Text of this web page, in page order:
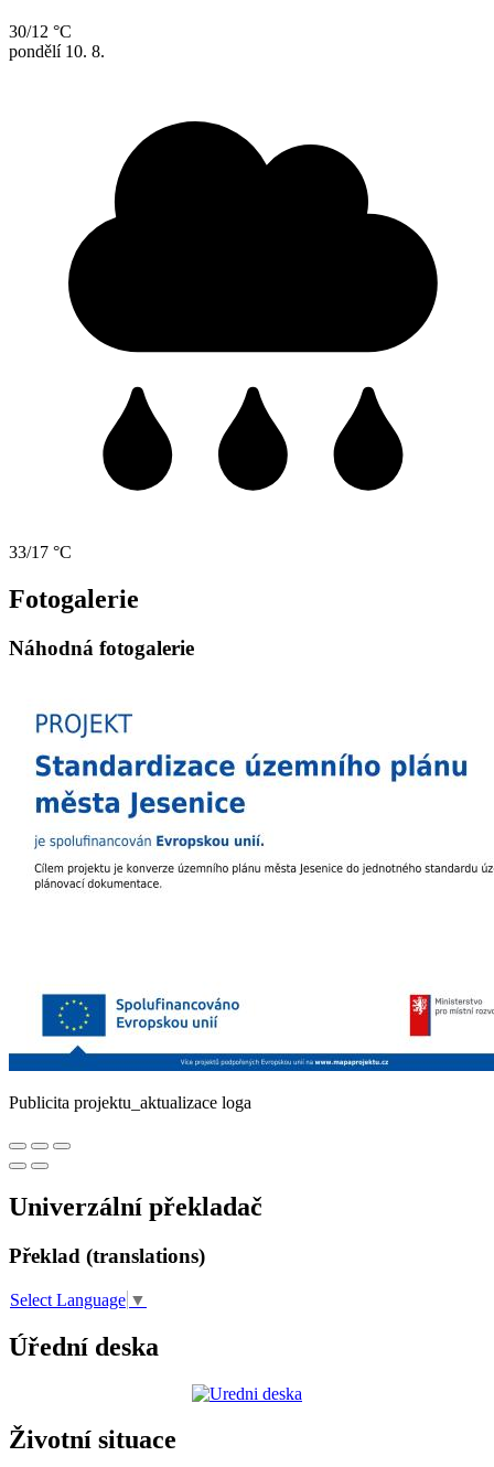
30/12 °C
pondělí 10. 8.
33/17 °C
Fotogalerie
Náhodná fotogalerie
Publicita projektu_aktualizace loga
Univerzální překladač
Překlad (translations)
Select Language ▼
Úřední deska
Životní situace